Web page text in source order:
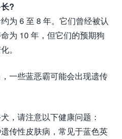
?
为 6 至 8 年。它们曾经被认
为 10 年，但它们的预期狗
。
一些蓝恶霸可能会出现遗传
，请注意以下健康问题：
传性皮肤病，常见于蓝色英